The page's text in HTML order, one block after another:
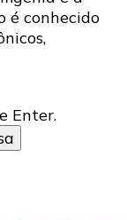
é conhecido
Enter.